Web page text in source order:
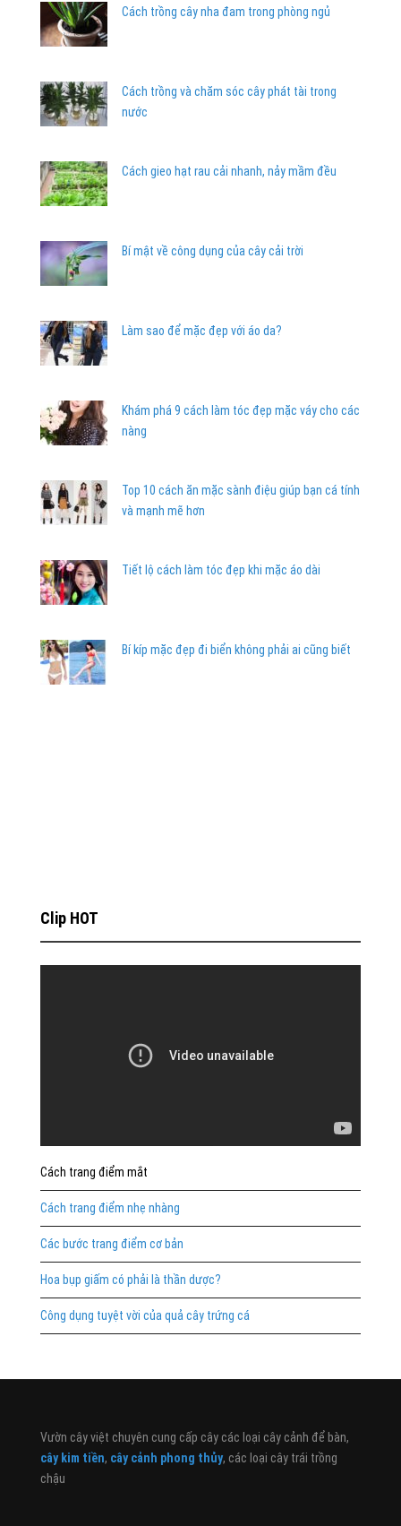
Cách trồng cây nha đam trong phòng ngủ
Cách trồng và chăm sóc cây phát tài trong
nước
Cách gieo hạt rau cải nhanh, nảy mầm đều
Bí mật về công dụng của cây cải trời
Làm sao để mặc đẹp với áo da?
Khám phá 9 cách làm tóc đẹp mặc váy cho các
nàng
Top 10 cách ăn mặc sành điệu giúp bạn cá tính
và mạnh mẽ hơn
Tiết lộ cách làm tóc đẹp khi mặc áo dài
Bí kíp mặc đẹp đi biển không phải ai cũng biết
Clip HOT
Cách trang điểm mắt
Cách trang điểm nhẹ nhàng
Các bước trang điểm cơ bản
Hoa bụp giấm có phải là thần dược?
Công dụng tuyệt vời của quả cây trứng cá
Vườn cây việt chuyên cung cấp cây các loại cây cảnh để bàn,
cây kim tiền, cây cảnh phong thủy, các loại cây trái trồng
chậu